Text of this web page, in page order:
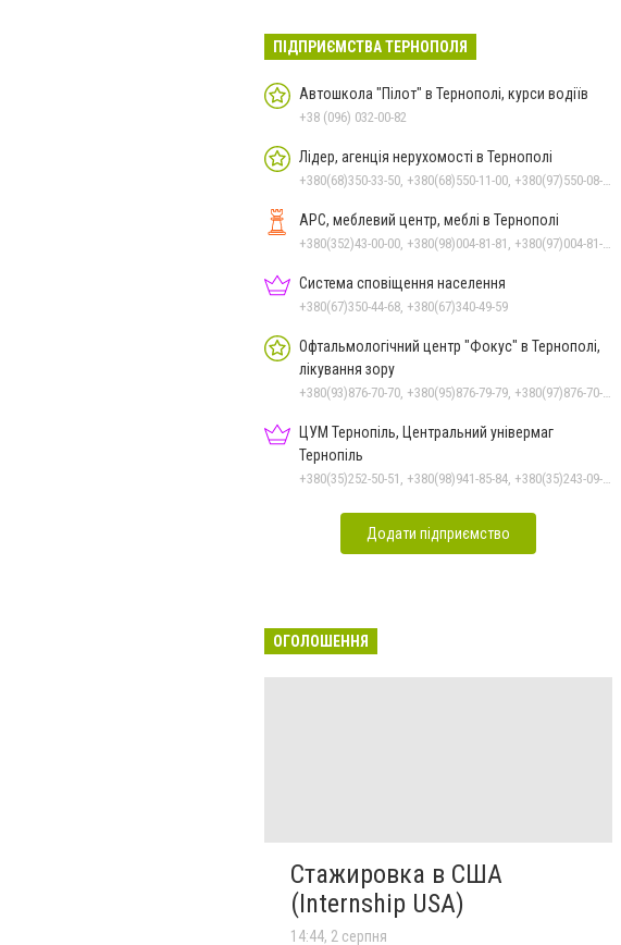
ПІДПРИЄМСТВА ТЕРНОПОЛЯ
Автошкола "Пілот" в Тернополі, курси водіїв
+38 (096) 032-00-82
Лідер, агенція нерухомості в Тернополі
+380(68)350-33-50, +380(68)550-11-00, +380(97)550-08-42, +380(66)048-42-70
АРС, меблевий центр, меблі в Тернополі
+380(352)43-00-00, +380(98)004-81-81, +380(97)004-81-81
Система сповіщення населення
+380(67)350-44-68, +380(67)340-49-59
Офтальмологічний центр "Фокус" в Тернополі,
лікування зору
+380(93)876-70-70, +380(95)876-79-79, +380(97)876-70-70
ЦУМ Тернопіль, Центральний універмаг
Тернопіль
+380(35)252-50-51, +380(98)941-85-84, +380(35)243-09-09, +380(98)831-44-51
Додати підприємство
ОГОЛОШЕННЯ
Стажировка в США
(Internship USA)
14:44, 2 серпня